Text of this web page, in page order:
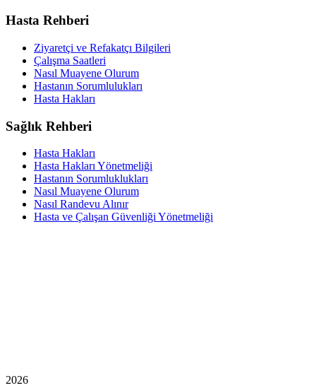
Hasta Rehberi
Ziyaretçi ve Refakatçı Bilgileri
Çalışma Saatleri
Nasıl Muayene Olurum
Hastanın Sorumlulukları
Hasta Hakları
Sağlık Rehberi
Hasta Hakları
Hasta Hakları Yönetmeliği
Hastanın Sorumluklukları
Nasıl Muayene Olurum
Nasıl Randevu Alınır
Hasta ve Çalışan Güvenliği Yönetmeliği
2026